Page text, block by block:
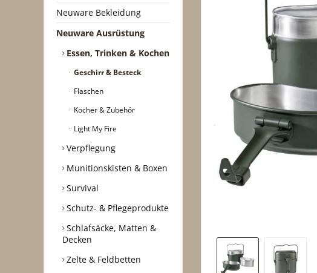
Neuware Bekleidung
Neuware Ausrüstung
Essen, Trinken & Kochen
Geschirr & Besteck
Flaschen
Kocher & Zubehör
Light My Fire
Verpflegung
Munitionskisten & Boxen
Survival
Schutz- & Pflegeprodukte
Schlafsäcke, Matten &
Decken
Zelte & Feldbetten